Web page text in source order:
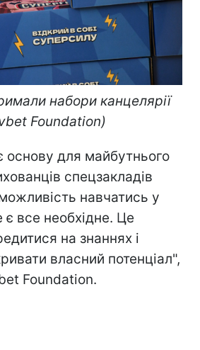
набори канцелярії
Foundation)
основу для майбутнього
спецзакладів
навчатись у
все необхідне. Це
на знаннях і
власний потенціал",
Foundation.